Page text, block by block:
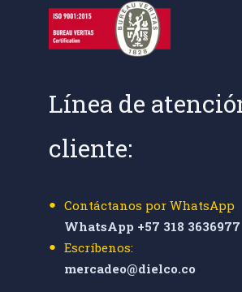
Línea de
cliente:
Contáctanos por WhatsApp
WhatsApp +57 318 3636977
Escríbenos:
mercadeo@dielco.co